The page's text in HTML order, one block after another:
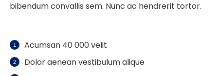
bibendum convallis sem. Nunc ac hendrerit tortor.
Acumsan 40 000 velit
Dolor aenean vestibulum alique